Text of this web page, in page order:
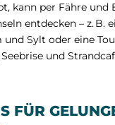
kann per Fähre und
entdecken – z. B.
Sylt oder eine
und
FÜR